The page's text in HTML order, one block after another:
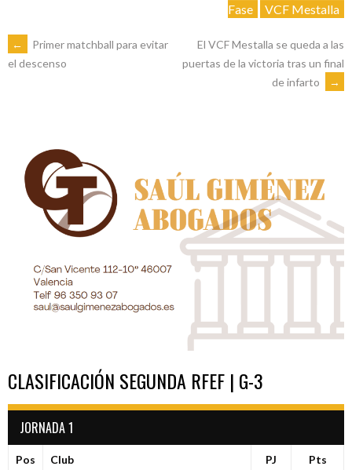
Fase
VCF Mestalla
NAVEGACIÓN
ENTRADAS
←
Primer matchball para evitar
el descenso
El VCF Mestalla se queda a las
puertas de la victoria tras un final
de infarto
→
CLASIFICACIÓN SEGUNDA RFEF | G-3
JORNADA 1
Pos Club PJ Pts